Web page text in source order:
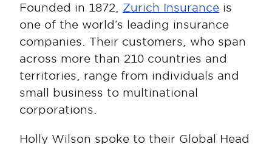
Founded in 1872, Zurich Insurance is
one of the world’s leading insurance
companies. Their customers, who span
across more than 210 countries and
territories, range from individuals and
small business to multinational
corporations.
Holly Wilson spoke to their Global Head